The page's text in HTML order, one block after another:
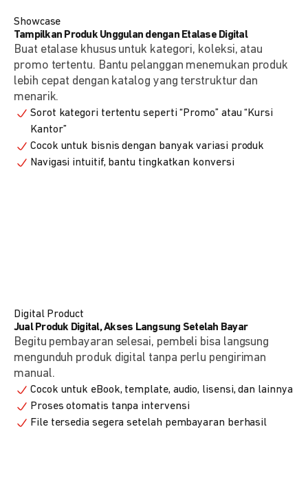
Showcase
Tampilkan Produk Unggulan dengan Etalase Digital
Buat etalase khusus untuk kategori, koleksi, atau
promo tertentu. Bantu pelanggan menemukan produk
lebih cepat dengan katalog yang terstruktur dan
menarik.
Sorot kategori tertentu seperti “Promo” atau “Kursi
Kantor”
Cocok untuk bisnis dengan banyak variasi produk
Navigasi intuitif, bantu tingkatkan konversi
Digital Product
Jual Produk Digital, Akses Langsung Setelah Bayar
Begitu pembayaran selesai, pembeli bisa langsung
mengunduh produk digital tanpa perlu pengiriman
manual.
Cocok untuk eBook, template, audio, lisensi, dan lainnya
Proses otomatis tanpa intervensi
File tersedia segera setelah pembayaran berhasil